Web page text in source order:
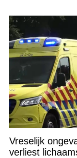
Vreselijk
verliest